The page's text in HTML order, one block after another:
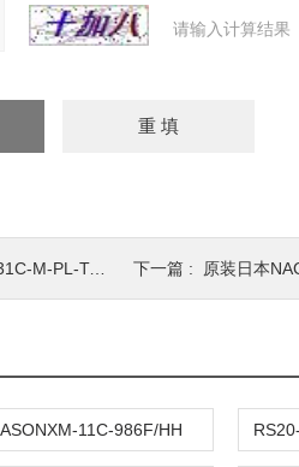
请输入计算结果
PL-T-6-40* 下一篇 : 原装日本NACHI
11C-986F/HH